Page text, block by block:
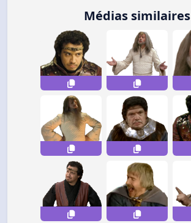
Médias similaires